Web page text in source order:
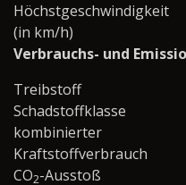
Höchstgeschwindigkeit
(in km/h)
Verbrauchs- und
Treibstoff
Schadstoffklasse
kombinierter
Kraftstoffverbrauch
CO2-Ausstoß